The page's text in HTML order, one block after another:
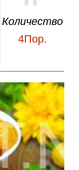
Количество
4Пор.